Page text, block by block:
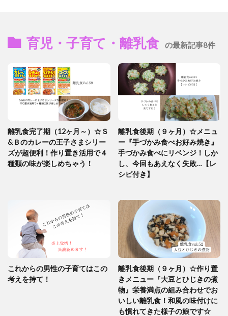
育児・子育て・離乳食 の最新記事8件
離乳食完了期（12ヶ月～）☆Ｓ
&Ｂのカレーの王子さまシリー
ズが超便利！作り置き活用で４
種類の味が楽しめちゃう！
離乳食後期（９ヶ月）☆メニュ
ー『手づかみ食べお好み焼き』
手づかみ食べにリベンジ！しか
し、今回もあえなく失敗…【レ
シピ付き】
これからの男性の子育てはこの
考えを持て！
離乳食後期（９ヶ月）☆作り置
きメニュー『大豆とひじきの煮
物』栄養満点の組み合わせでお
いしい離乳食！和風の味付けに
も慣れてきた様子の娘です☆